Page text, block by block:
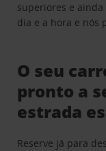
superiores e
dia e a hora e nós
O seu
pronto a
estrada
Reserve já para